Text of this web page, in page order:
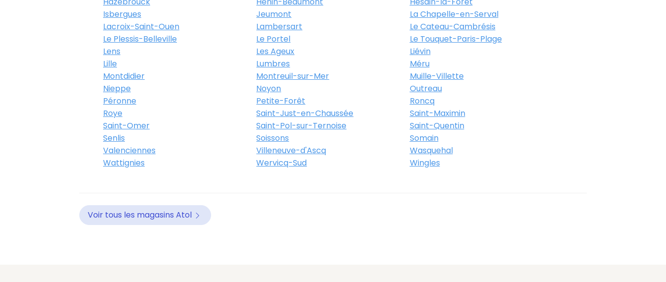
Isbergues
Jeumont
La Chapelle-en-Serval
Lacroix-Saint-Ouen
Lambersart
Le Cateau-Cambrésis
Le Plessis-Belleville
Le Portel
Le Touquet-Paris-Plage
Lens
Les Ageux
Liévin
Lille
Lumbres
Méru
Montdidier
Montreuil-sur-Mer
Muille-Villette
Nieppe
Noyon
Outreau
Péronne
Petite-Forêt
Roncq
Roye
Saint-Just-en-Chaussée
Saint-Maximin
Saint-Omer
Saint-Pol-sur-Ternoise
Saint-Quentin
Senlis
Soissons
Somain
Valenciennes
Villeneuve-d'Ascq
Wasquehal
Wattignies
Wervicq-Sud Wingles
Voir tous les magasins Atol